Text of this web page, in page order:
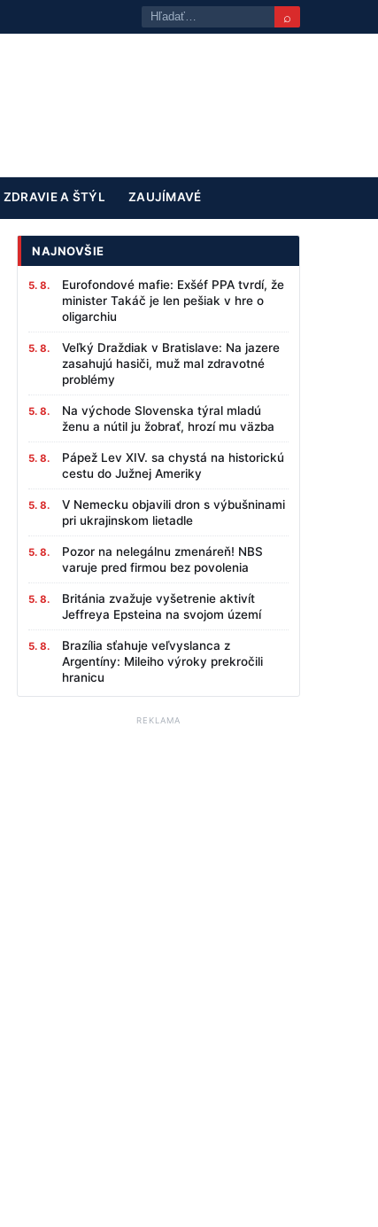
⌕
ZDRAVIE A ŠTÝL ZAUJÍMAVÉ
NAJNOVŠIE
5. 8.
Eurofondové mafie: Exšéf PPA tvrdí, že
minister Takáč je len pešiak v hre o
oligarchiu
5. 8.
Veľký Draždiak v Bratislave: Na jazere
zasahujú hasiči, muž mal zdravotné
problémy
5. 8.
Na východe Slovenska týral mladú
ženu a nútil ju žobrať, hrozí mu väzba
5. 8.
Pápež Lev XIV. sa chystá na historickú
cestu do Južnej Ameriky
5. 8.
V Nemecku objavili dron s výbušninami
pri ukrajinskom lietadle
5. 8.
Pozor na nelegálnu zmenáreň! NBS
varuje pred firmou bez povolenia
5. 8.
Británia zvažuje vyšetrenie aktivít
Jeffreya Epsteina na svojom území
5. 8.
Brazília sťahuje veľvyslanca z
Argentíny: Mileiho výroky prekročili
hranicu
REKLAMA